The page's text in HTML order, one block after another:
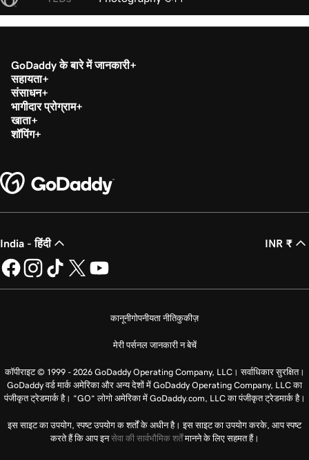
GoDaddy के बारे में जानकारी
सहायता
संसाधन
भागीदार प्रोग्राम
खाता
शॉपिंग
India - हिंदी INR ₹
कानूनीगोपनीयता नीतिकुकीज़
मेरी पर्सनल जानकारी न बेचें
कॉपीराइट © 1999 - 2026 GoDaddy Operating Company, LLC। सर्वाधिकार सुरक्षित।
GoDaddy वर्ड मार्क अमेरिका और अन्य देशों में GoDaddy Operating Company, LLC का
पंजीकृत ट्रेडमार्क है। “GO” लोगो अमेरिका में GoDaddy.com, LLC का पंजीकृत ट्रेडमार्क है।
इस साइट का उपयोग, स्पष्ट उपयोग क शर्तों के अधीन है। इस साइट का उपयोग करके, आप स्पष्ट
करते हैं कि आप इनसेवा की सार्वभौमिक शर्तेंमानने के लिए सहमत हैं।